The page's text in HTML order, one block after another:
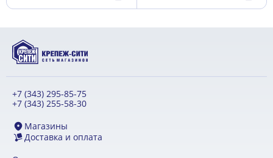
+7 (343) 295-85-75
+7 (343) 255-58-30
Магазины
Доставка и оплата